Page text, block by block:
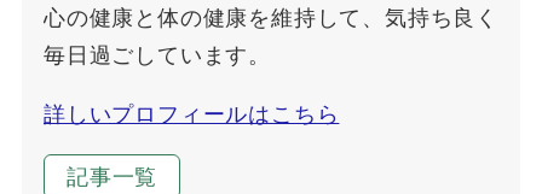
心の健康と体の健康を維持して、気持ち良く
毎日過ごしています。
詳しいプロフィールはこちら
記事一覧